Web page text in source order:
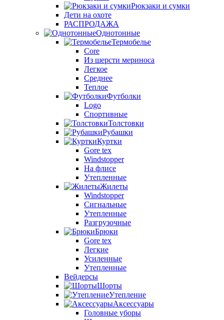
Рюкзаки и сумки
Дети на охоте
РАСПРОДАЖА
Однотонные
Термобелье
Core
Из шерсти мериноса
Легкое
Среднее
Теплое
Футболки
Logo
Спортивные
Толстовки
Рубашки
Куртки
Gore tex
Windstopper
На флисе
Утепленные
Жилеты
Windstopper
Сигнальные
Утепленные
Разгрузочные
Брюки
Gore tex
Легкие
Усиленные
Утепленные
Вейдерсы
Шорты
Утепление
Аксессуары
Головные уборы